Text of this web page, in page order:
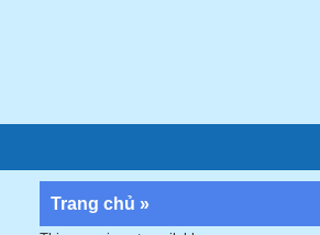
Trang chủ »